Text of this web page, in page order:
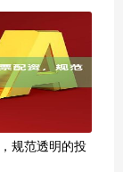
规范透明的投